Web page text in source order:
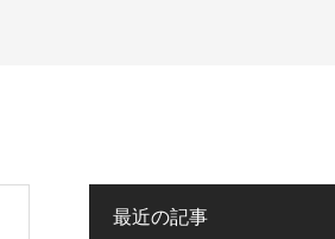
最近の記事